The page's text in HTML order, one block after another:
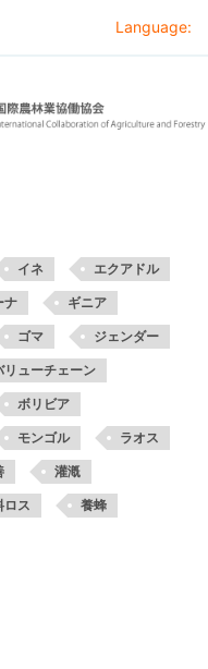
Language:
イネ エクアドル
ナ ギニア
ゴマ ジェンダー
リューチェーン
ボリビア
モンゴル ラオス
灌漑
ロス 養蜂